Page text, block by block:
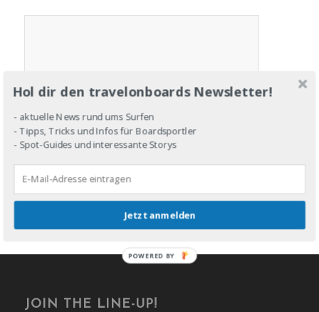
JOIN THE LINE-UP!
Hol dir den travelonboards Newsletter!
- aktuelle News rund ums Surfen
- Tipps, Tricks und Infos für Boardsportler
- Spot-Guides und interessante Storys
Jetzt anmelden
POWERED BY